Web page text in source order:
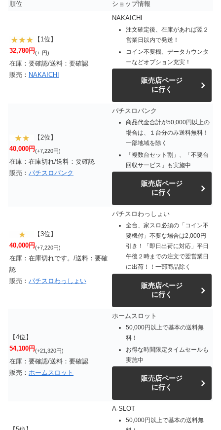
順位 ショップ情報
【1位】
32,780円(+-円)
在庫：要確認/送料：要確認
販売： NAKAICHI
NAKAICHI
注文確定後、在庫があれば翌２
営業日以内で発送！
コイン不要機、データカウンタ
ーなどオプション充実！
販売店ページ
に行く
【2位】
40,000円(+7,220円)
在庫：在庫切れ/送料：要確認
販売： パチスロバンク
パチスロバンク
商品代金合計が50,000円以上の
場合は、１台分のみ送料無料！
一部地域を除く
「複数台セット割」、「不要台
回収サービス」も実施中
販売店ページ
に行く
【3位】
40,000円(+7,220円)
在庫：在庫切れです。/送料：要確
認
販売： パチスロわっしょい
パチスロわっしょい
全台、家スロ必須の「コイン不
要機付」不要な場合は2,000円
引き！「即日出荷に対応」平日
午後２時までの注文で翌営業日
に出荷！！一部商品除く
販売店ページ
に行く
【4位】
54,100円(+21,320円)
在庫：要確認/送料：要確認
販売： ホームスロット
ホームスロット
50,000円以上で基本の送料無
料！
お得な時間限定タイムセールも
実施中
販売店ページ
に行く
A-SLOT
50,000円以上で基本の送料無